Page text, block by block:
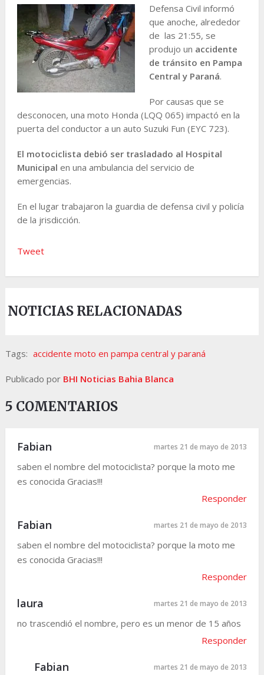
Defensa Civil informó
que anoche, alrededor
de las 21:55, se
produjo un accidente
de tránsito en Pampa
Central y Paraná.
Por causas que se
desconocen, una moto Honda (LQQ 065) impactó en la
puerta del conductor a un auto Suzuki Fun (EYC 723).
El motociclista debió ser trasladado al Hospital
Municipal en una ambulancia del servicio de
emergencias.
En el lugar trabajaron la guardia de defensa civil y policía
de la jrisdicción.
Tweet
NOTICIAS RELACIONADAS
Tags: accidente moto en pampa central y paraná
Publicado por BHI Noticias Bahia Blanca
5 COMENTARIOS
Fabian martes 21 de mayo de 2013
saben el nombre del motociclista? porque la moto me
es conocida Gracias!!!
Responder
Fabian martes 21 de mayo de 2013
saben el nombre del motociclista? porque la moto me
es conocida Gracias!!!
Responder
laura martes 21 de mayo de 2013
no trascendió el nombre, pero es un menor de 15 años
Responder
Fabian martes 21 de mayo de 2013